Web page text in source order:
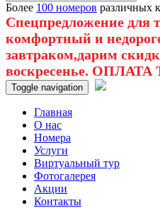
Более 100 номеров различных
Спецпредложение для
комфортный и
завтраком,дарим
воскресенье.
Toggle navigation
Главная
O нас
Номера
Услуги
Виртуальный тур
Фотогалерея
Акции
Контакты